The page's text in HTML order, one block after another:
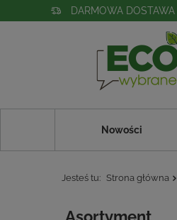
DARMOWA DOSTAWA
Nowości
Jesteś tu: Strona główna